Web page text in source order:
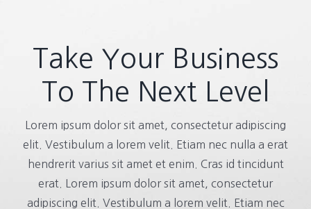
Take Your Business
To The Next Level
Lorem ipsum dolor sit amet, consectetur adipiscing
elit. Vestibulum a lorem velit. Etiam nec nulla a erat
hendrerit varius sit amet et enim. Cras id tincidunt
erat. Lorem ipsum dolor sit amet, consectetur
adipiscing elit. Vestibulum a lorem velit. Etiam nec